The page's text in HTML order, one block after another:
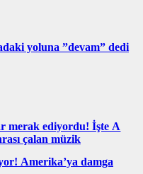
yoluna ”devam” dedi
merak ediyordu! İşte A
çalan müzik
Amerika’ya damga